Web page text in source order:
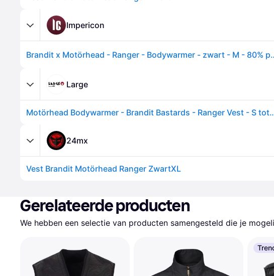
Impericon
Brandit x Motörhead -
Large
Motörhead Bodywarmer - Brandit
24mx
Vest Brandit Motörhead Ranger ZwartXL
Gerelateerde producten
We hebben een selectie van producten samengesteld die je